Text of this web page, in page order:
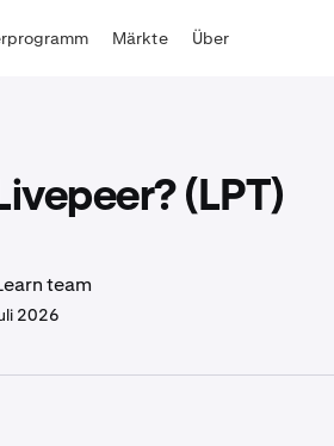
Märkte Über
(LPT)
team
2026